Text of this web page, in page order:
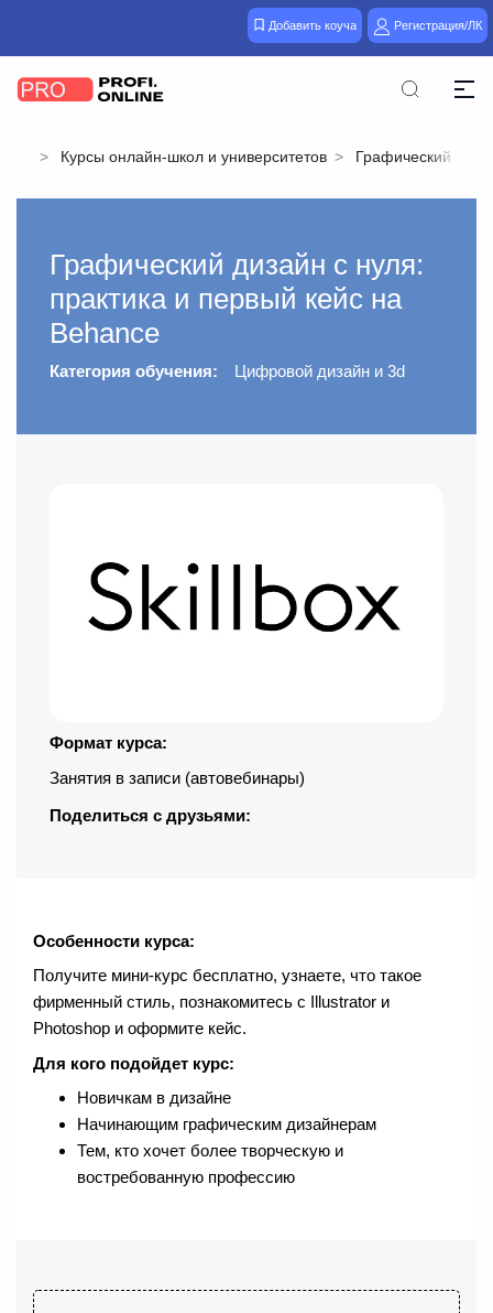
Добавить коуча Регистрация/ЛК
Курсы онлайн-школ и университетов Графический
Графический дизайн с нуля:
практика и первый кейс на
Behance
Категория обучения: Цифровой дизайн и 3d
Формат курса:
Занятия в записи (автовебинары)
Поделиться с друзьями:
Особенности курса:
Получите мини-курс бесплатно, узнаете, что такое
фирменный стиль, познакомитесь с Illustrator и
Photoshop и оформите кейс.
Для кого подойдет курс:
Новичкам в дизайне
Начинающим графическим дизайнерам
Тем, кто хочет более творческую и
востребованную профессию